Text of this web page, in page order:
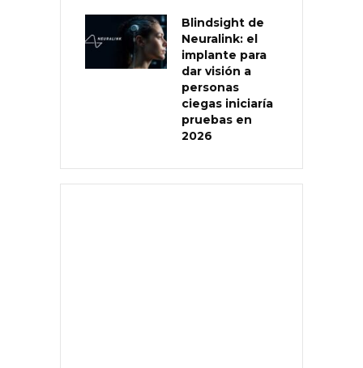
Blindsight de
Neuralink: el
implante para
dar visión a
personas
ciegas iniciaría
pruebas en
2026